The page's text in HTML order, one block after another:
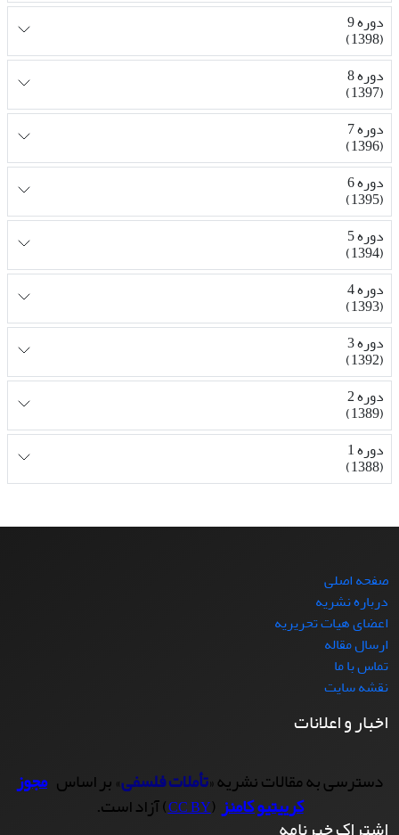
دوره 9
(1398)
دوره 8
(1397)
دوره 7
(1396)
دوره 6
(1395)
دوره 5
(1394)
دوره 4
(1393)
دوره 3
(1392)
دوره 2
(1389)
دوره 1
(1388)
صفحه اصلی
درباره نشریه
اعضای هیات تحریریه
ارسال مقاله
تماس با ما
نقشه سایت
اخبار و اعلانات
دسترسی به مقالات نشریه «تأملات فلسفی» بر اساس مجوز
کرییتیو کامنز(
CC BY) آزاد است.